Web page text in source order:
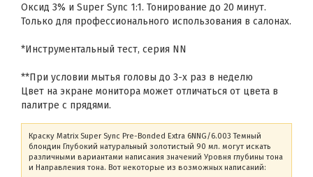
Оксид 3% и Super Sync 1:1. Тонирование до 20 минут.
Только для профессионального использования в салонах.
*Инструментальный тест, серия NN
**При условии мытья головы до 3-х раз в неделю
Цвет на экране монитора может отличаться от цвета в
палитре с прядями.
Краску Matrix Super Sync Pre-Bonded Extra 6NNG/6.003 Темный
блондин Глубокий натуральный золотистый 90 мл. могут искать
различными вариантами написания значений Уровня глубины тона
и Направления тона. Вот некоторые из возможных написаний: